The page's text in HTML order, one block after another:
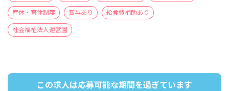
産休・育休制度 賞与あり 給食費補助あり
社会福祉法人運営園
この求人は応募可能な期間を過ぎています